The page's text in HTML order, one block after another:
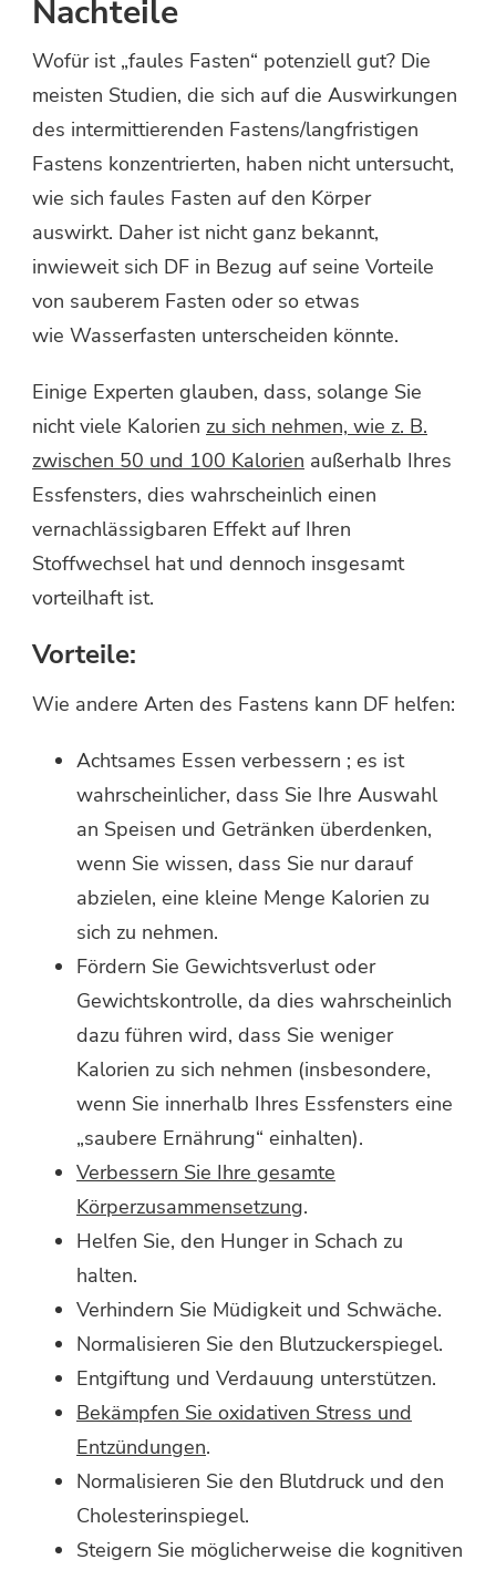
Nachteile
Wofür ist „faules Fasten“ potenziell gut? Die
meisten Studien, die sich auf die Auswirkungen
des intermittierenden Fastens/langfristigen
Fastens konzentrierten, haben nicht untersucht,
wie sich faules Fasten auf den Körper
auswirkt. Daher ist nicht ganz bekannt,
inwieweit sich DF in Bezug auf seine Vorteile
von sauberem Fasten oder so etwas
wie Wasserfasten unterscheiden könnte.
Einige Experten glauben, dass, solange Sie
nicht viele Kalorien zu sich nehmen, wie z. B.
zwischen 50 und 100 Kalorien außerhalb Ihres
Essfensters, dies wahrscheinlich einen
vernachlässigbaren Effekt auf Ihren
Stoffwechsel hat und dennoch insgesamt
vorteilhaft ist.
Vorteile:
Wie andere Arten des Fastens kann DF helfen:
Achtsames Essen verbessern ; es ist
wahrscheinlicher, dass Sie Ihre Auswahl
an Speisen und Getränken überdenken,
wenn Sie wissen, dass Sie nur darauf
abzielen, eine kleine Menge Kalorien zu
sich zu nehmen.
Fördern Sie Gewichtsverlust oder
Gewichtskontrolle, da dies wahrscheinlich
dazu führen wird, dass Sie weniger
Kalorien zu sich nehmen (insbesondere,
wenn Sie innerhalb Ihres Essfensters eine
„saubere Ernährung“ einhalten).
Verbessern Sie Ihre gesamte
Körperzusammensetzung.
Helfen Sie, den Hunger in Schach zu
halten.
Verhindern Sie Müdigkeit und Schwäche.
Normalisieren Sie den Blutzuckerspiegel.
Entgiftung und Verdauung unterstützen.
Bekämpfen Sie oxidativen Stress und
Entzündungen.
Normalisieren Sie den Blutdruck und den
Cholesterinspiegel.
Steigern Sie möglicherweise die kognitiven